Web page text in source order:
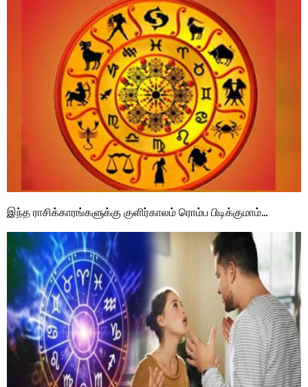
இந்த ராசிக்காரங்களுக்கு குளிர்காலம் ரொம்ப பிடிக்குமாம்…